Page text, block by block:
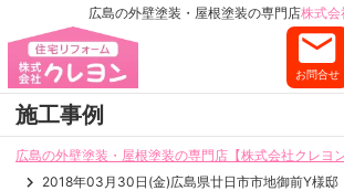
広島の外壁塗装・屋根塗装の専門店株式会
お問合せ
施工事例
広島の外壁塗装・屋根塗装の専門店【株式会社クレヨン
2018年03月30日(金)広島県廿日市市地御前Y様邸